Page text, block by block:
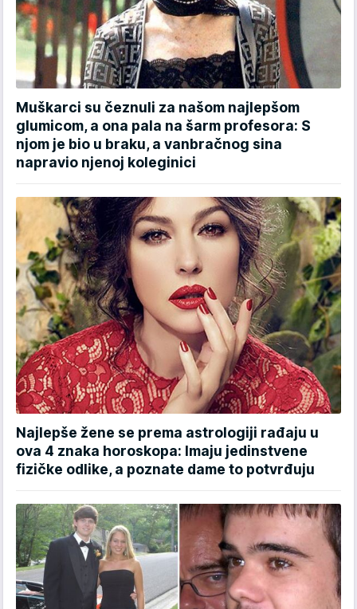
Muškarci su čeznuli za našom najlepšom
glumicom, a ona pala na šarm profesora: S
njom je bio u braku, a vanbračnog sina
napravio njenoj koleginici
Najlepše žene se prema astrologiji rađaju u
ova 4 znaka horoskopa: Imaju jedinstvene
fizičke odlike, a poznate dame to potvrđuju